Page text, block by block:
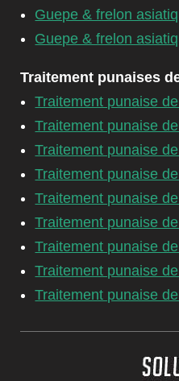
Guepe & frelon
Guepe & frelon
Traitement punaises
Traitement punaise
Traitement punaise
Traitement punaise
Traitement punaise
Traitement punaise
Traitement punaise
Traitement punaise
Traitement punaise
Traitement punaise